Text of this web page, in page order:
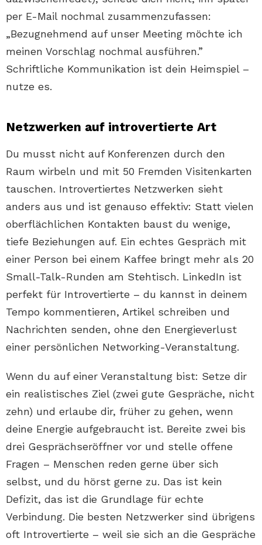
per E-Mail nochmal zusammenzufassen:
„Bezugnehmend auf unser Meeting möchte ich
meinen Vorschlag nochmal ausführen.”
Schriftliche Kommunikation ist dein Heimspiel –
nutze es.
Netzwerken auf introvertierte Art
Du musst nicht auf Konferenzen durch den
Raum wirbeln und mit 50 Fremden Visitenkarten
tauschen. Introvertiertes Netzwerken sieht
anders aus und ist genauso effektiv: Statt vielen
oberflächlichen Kontakten baust du wenige,
tiefe Beziehungen auf. Ein echtes Gespräch mit
einer Person bei einem Kaffee bringt mehr als 20
Small-Talk-Runden am Stehtisch. LinkedIn ist
perfekt für Introvertierte – du kannst in deinem
Tempo kommentieren, Artikel schreiben und
Nachrichten senden, ohne den Energieverlust
einer persönlichen Networking-Veranstaltung.
Wenn du auf einer Veranstaltung bist: Setze dir
ein realistisches Ziel (zwei gute Gespräche, nicht
zehn) und erlaube dir, früher zu gehen, wenn
deine Energie aufgebraucht ist. Bereite zwei bis
drei Gesprächseröffner vor und stelle offene
Fragen – Menschen reden gerne über sich
selbst, und du hörst gerne zu. Das ist kein
Defizit, das ist die Grundlage für echte
Verbindung. Die besten Netzwerker sind übrigens
oft Introvertierte – weil sie sich an die Gespräche